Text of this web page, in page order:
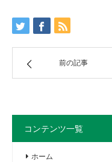
前の記事
コンテンツ一覧
ホーム
企業情報